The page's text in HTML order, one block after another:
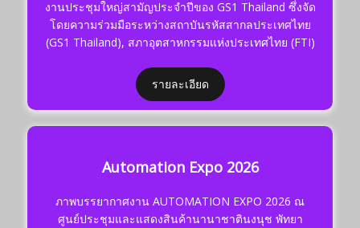
งานประชุมใหญ่สามัญประจำปีของ GS1 Thailand ซึ่งจัด
โดยความร่วมมือระหว่างสถาบันรหัสสากลประเทศไทย
(GS1 Thailand), สภาอุตสาหกรรมแห่งประเทศไทย (FTI)
รายละเอียด
Automation Expo 2026
ภาพบรรยากาศงาน AUTOMATION EXPO 2026 ณ
ศูนย์ประชุมและแสดงสินค้านานาชาตินงนุช พัทยา